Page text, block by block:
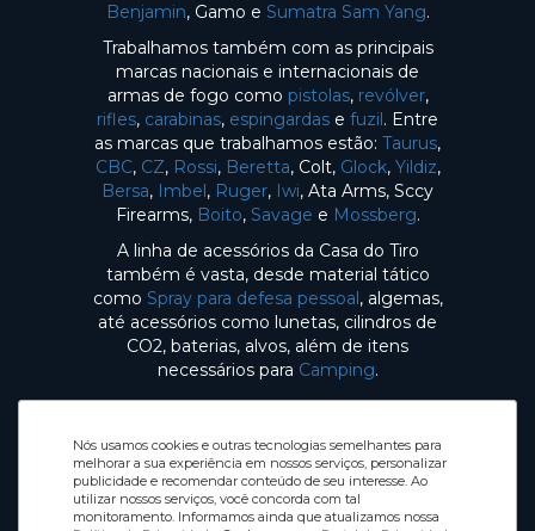
Nós usamos cookies e outras tecnologias semelhantes para
melhorar a sua experiência em nossos serviços, personalizar
publicidade e recomendar conteúdo de seu interesse. Ao
utilizar nossos serviços, você concorda com tal
monitoramento. Informamos ainda que atualizamos nossa
Benjamin, Gamo e Sumatra Sam Yang.
Trabalhamos também com as principais
marcas nacionais e internacionais de
armas de fogo como pistolas, revólver,
rifles, carabinas, espingardas e fuzil. Entre
as marcas que trabalhamos estão: Taurus,
CBC, CZ, Rossi, Beretta, Colt, Glock, Yildiz,
Bersa, Imbel, Ruger, Iwi, Ata Arms, Sccy
Firearms, Boito, Savage e Mossberg.
A linha de acessórios da Casa do Tiro
também é vasta, desde material tático
como Spray para defesa pessoal, algemas,
até acessórios como lunetas, cilindros de
CO2, baterias, alvos, além de itens
necessários para Camping.
Selos de Segurança Redes sociais